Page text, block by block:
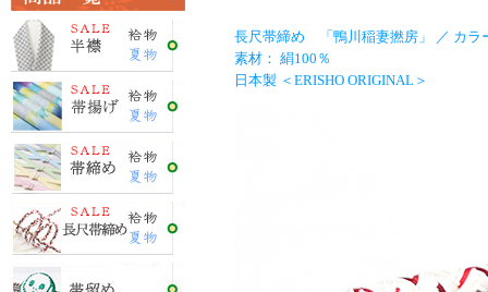
長尺帯締め 「鴨川稲妻撚房」 ／ カラ
素材： 絹100％
日本製 ＜ERISHO ORIGINAL＞